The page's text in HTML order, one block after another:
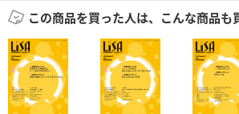
この商品を買った人は、こんな商品も